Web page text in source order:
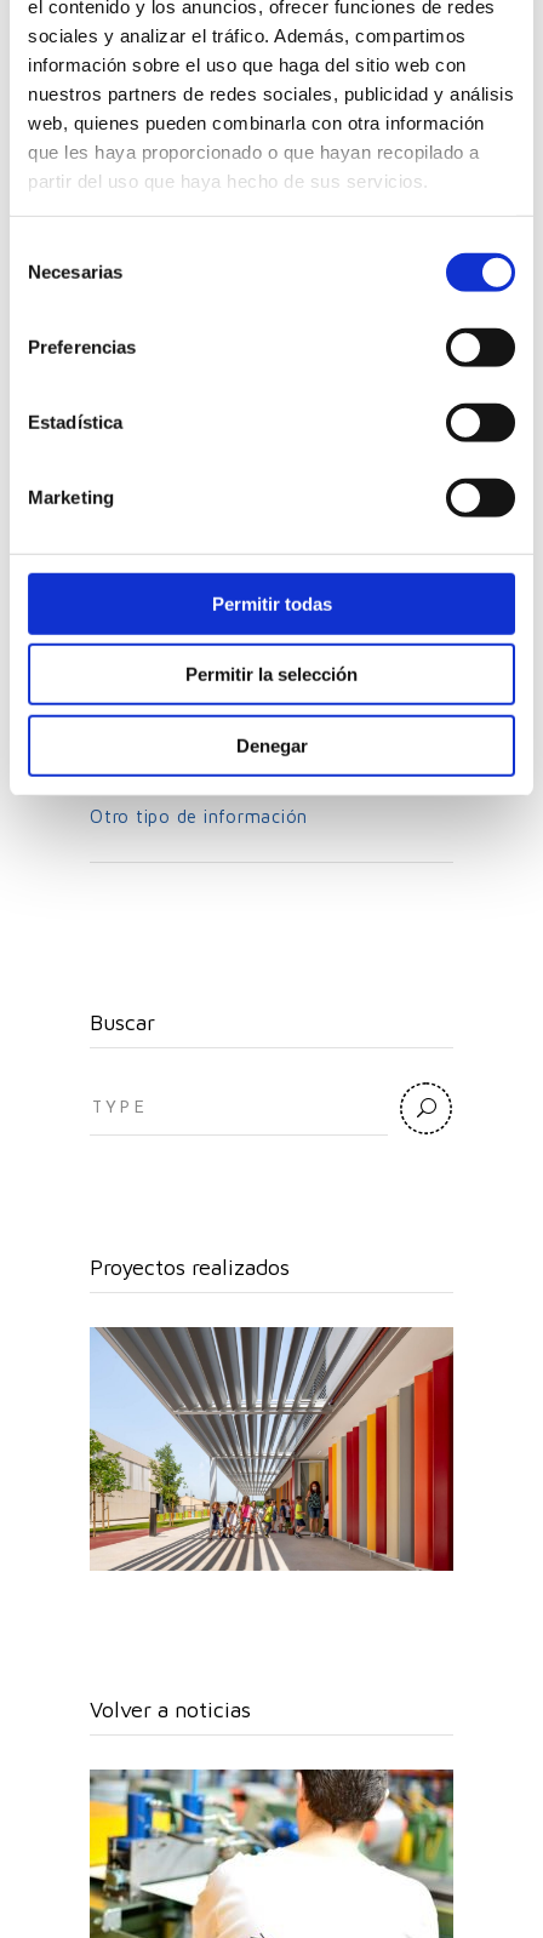
el contenido y los anuncios, ofrecer funciones de redes
sociales y analizar el tráfico. Además, compartimos
información sobre el uso que haga del sitio web con
nuestros partners de redes sociales, publicidad y análisis
web, quienes pueden combinarla con otra información
que les haya proporcionado o que hayan recopilado a
partir del uso que haya hecho de sus servicios.
Necesarias
Preferencias
Estadística
Marketing
Permitir todas
Permitir la selección
Denegar
realizar con la frecuencia que se estime
más oportuna.
En caso de que durante cualquiera de
éstos pasos, detectemos vibraciones
extrañas, zonas con óxido,
desprendimientos o cualquier otra
anomalía, deberemos contactar con el
la factura, guía del propietario de la
nuestro caso, los mandos de
nuestro nombre como el anagrama de la
en sufuncionalidad más allá de los
límites de la garantíasegún los criterios
celosías podemos conseguir una vida útil
prolongada con un funcionamiento suave
Otro tipo de información
Buscar
Search
Proyectos realizados
Volver a noticias